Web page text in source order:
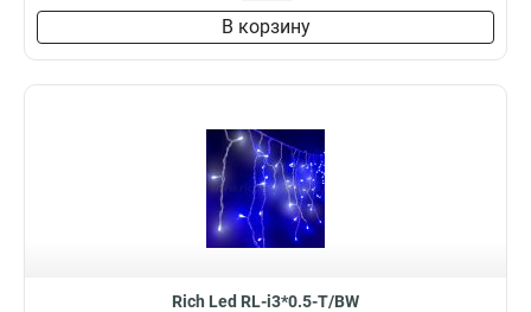
В корзину
Rich Led RL-i3*0.5-T/BW